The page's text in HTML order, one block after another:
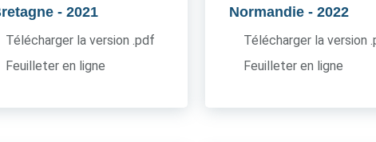
- 2021
Télécharger la version .pdf
Feuilleter en ligne
Normandie - 2022
Télécharger la version
Feuilleter en ligne